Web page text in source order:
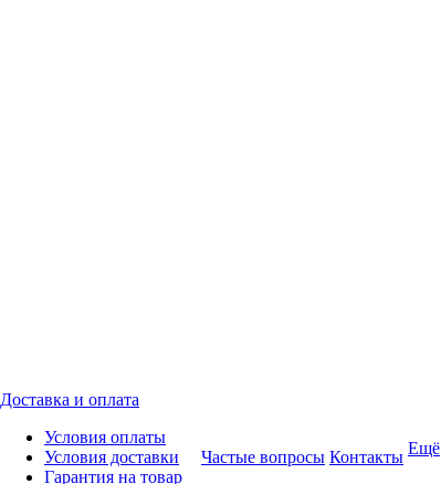
Доставка и оплата
Условия оплаты
Условия доставки
Гарантия на товар
Частые вопросы Контакты Ещё